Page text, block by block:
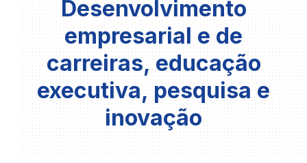
&nbps
&nbps
Desenvolvimento
empresarial e de
carreiras, educação
executiva, pesquisa e
inovação